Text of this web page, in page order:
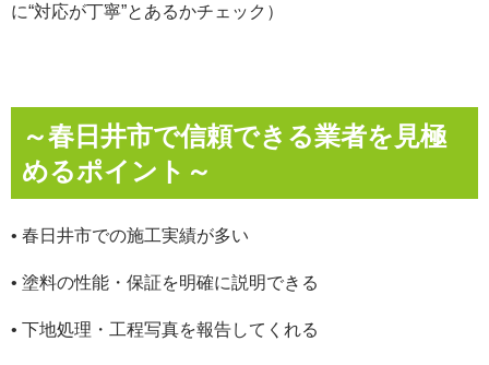
に“対応が丁寧”とあるかチェック）
～春日井市で信頼できる業者を見極
めるポイント～
• 春日井市での施工実績が多い
• 塗料の性能・保証を明確に説明できる
• 下地処理・工程写真を報告してくれる